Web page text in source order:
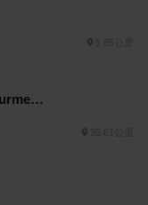
5.85公里
池上鄉九號咖啡館 NO.9 Gourmet Coffee
35.61公里